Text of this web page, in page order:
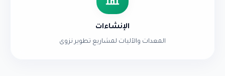
الإنشاءات
المعدات والآليات لمشاريع تطوير نزوى